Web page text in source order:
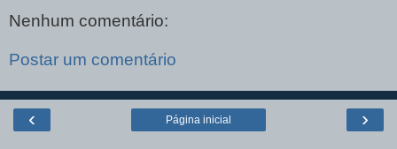
Nenhum comentário:
Postar um comentário
‹ ›
Página inicial